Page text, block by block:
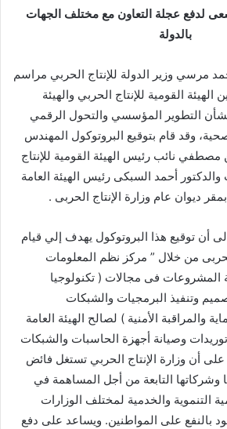
لدفع عجلة التعاون مع مختلف الجهات
بالدولة
مرسي وزير الدولة للإنتاج الحربي مراسم
الهيئة القومية للإنتاج الحربي والهيئة
بشأن التطوير المؤسسي والتحول الرقمي
وقد قام بتوقيع البروتوكول المهندس
نائب رئيس الهيئة القومية للإنتاج
أحمد السبكى رئيس الهيئة العامة
ديوان عام وزارة الإنتاج الحربى .
أن توقيع هذا البروتوكول يهدف إلي قيام
الحربى من خلال ” مركز نظم المعلومات
المشروعات فى مجالات ( تكنولوجيا
وتنفيذ البرمجيات والشبكات
والمراقبة الأمنية ) لصالح الهيئة العامة
وصيانة أجهزة الحاسبات والشبكات
على أن وزارة الإنتاج الحربي تستغل فائض
وشركاتها التابعة من أجل المساهمة في
التنموية والخدمية لمختلف الوزارات
بالنفع على المواطنين. ويساعد على دفع